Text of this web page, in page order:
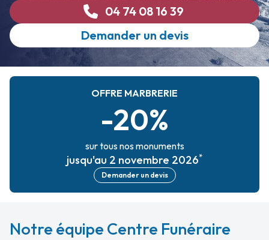
04 74 08 16 39
Demander un devis
OFFRE MARBRERIE
-20%
sur tous nos monuments
jusqu'au 2 novembre 2026*
Demander un devis
Notre équipe Centre Funéraire